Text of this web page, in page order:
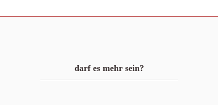
darf es mehr sein?